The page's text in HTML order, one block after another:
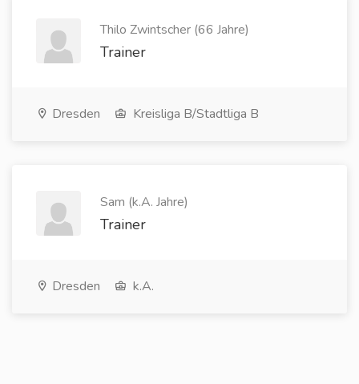
Thilo Zwintscher (66 Jahre)
Trainer
Dresden Kreisliga B/Stadtliga B
Sam (k.A. Jahre)
Trainer
Dresden k.A.